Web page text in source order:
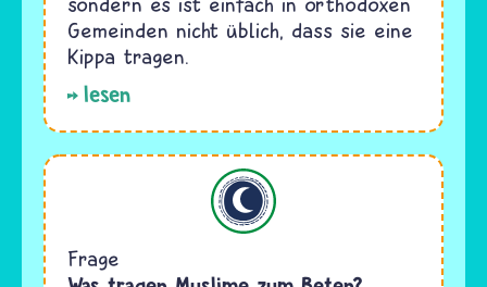
Gemeinden nicht üblich, dass sie eine
Kippa tragen.
lesen
Frage